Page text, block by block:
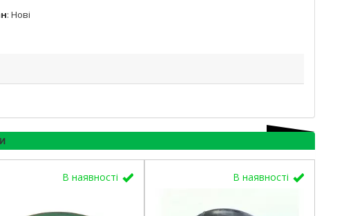
: Нові
В наявності В наявності